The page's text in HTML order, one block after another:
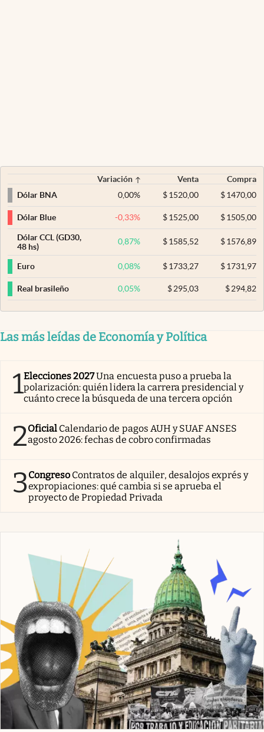
Variación Venta
Compra
Dólar BNA
0,00% $ 1520,00 $1470,00
Dólar Blue -0,33% $ 1525,00 $1505,00
Dólar CCL (GD30,
48 hs)
0,87% $ 1585,52 $1576,89
Euro 0,08% $ 1733,27 $1731,97
Real brasileño 0,05% $ 295,03 $294,82
Las más leídas de Economía y Política
1Elecciones 2027Una encuesta puso a prueba la
polarización: quién lidera la carrera presidencial y
cuánto crece la búsqueda de una tercera opción
2Oficial Calendario de pagos AUH y SUAF ANSES
agosto 2026: fechas de cobro confirmadas
3Congreso Contratos de alquiler, desalojos exprés y
expropiaciones: qué cambia si se aprueba el
proyecto de Propiedad Privada